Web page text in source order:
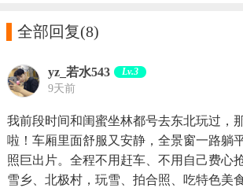
全部回复(8)
yz_若水543 Lv.3
9天前
我前段时间和闺蜜坐林都号去东北玩过，
啦！车厢里面舒服又安静，全景窗一路躺
照巨出片。全程不用赶车、不用自己费心
雪乡、北极村，玩雪、拍合照、吃特色美